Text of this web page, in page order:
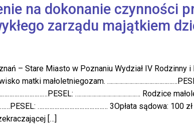
na dokonanie czynności
zarządu majątkiem
– Stare Miasto w Poznaniu Wydział IV Rodzinny i
matki małoletniegozam.
………………………………… Rodzice
…………………………………… 3Opłata sądowa: 100
[…]